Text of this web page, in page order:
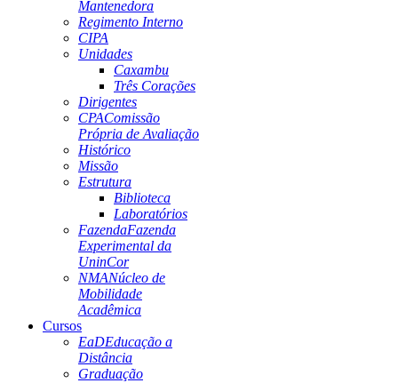
Mantenedora
Regimento Interno
CIPA
Unidades
Caxambu
Três Corações
Dirigentes
CPAComissão
Própria de Avaliação
Histórico
Missão
Estrutura
Biblioteca
Laboratórios
FazendaFazenda
Experimental da
UninCor
NMANúcleo de
Mobilidade
Acadêmica
Cursos
EaDEducação a
Distância
Graduação